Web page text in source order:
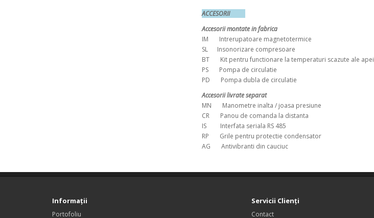
ACCESORII
Accesorii montate in fabrica
IM Intrerupatoare magnetotermice
SL Insonorizare compresoare
BT Kit pentru functionare la temperaturi scazute ale apei
PS Pompa de circulatie
PD Pompa dubla de circulatie
Accesorii livrate separat
MN Manometre inalta / joasa presiune
CR Panou de comanda la distanta
IS Interfata seriala RS 485
RP Grile pentru protectie condensator
AG Antivibranti din cauciuc
Informaţii
Portofoliu
Servicii Clienţi
Contact